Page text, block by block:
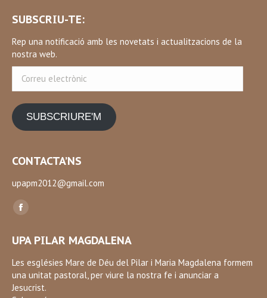
SUBSCRIU-TE:
Rep una notificació amb les novetats i actualitzacions de la
nostra web.
electrònic
SUBSCRIURE'M
CONTACTA’NS
upapm2012@gmail.com
Find us on:
Facebook
opens
in
new
window
UPA PILAR MAGDALENA
Les esglésies Mare de Déu del Pilar i Maria Magdalena formem
una unitat pastoral, per viure la nostra fe i anunciar a
Jesucrist.